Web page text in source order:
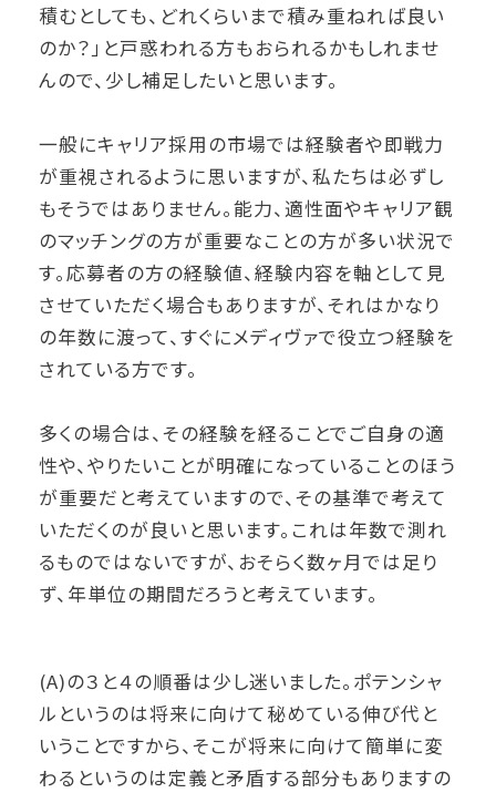
積むとしても、どれくらいまで積み重ねれば良い
のか？」と戸惑われる方もおられるかもしれませ
んので、少し補足したいと思います。
一般にキャリア採用の市場では経験者や即戦力
が重視されるように思いますが、私たちは必ずし
もそうではありません。能力、適性面やキャリア観
のマッチングの方が重要なことの方が多い状況で
す。応募者の方の経験値、経験内容を軸として見
させていただく場合もありますが、それはかなり
の年数に渡って、すぐにメディヴァで役立つ経験を
されている方です。
多くの場合は、その経験を経ることでご自身の適
性や、やりたいことが明確になっていることのほう
が重要だと考えていますので、その基準で考えて
いただくのが良いと思います。これは年数で測れ
るものではないですが、おそらく数ヶ月では足り
ず、年単位の期間だろうと考えています。
(A)の３と４の順番は少し迷いました。ポテンシャ
ルというのは将来に向けて秘めている伸び代と
いうことですから、そこが将来に向けて簡単に変
わるというのは定義と矛盾する部分もありますの